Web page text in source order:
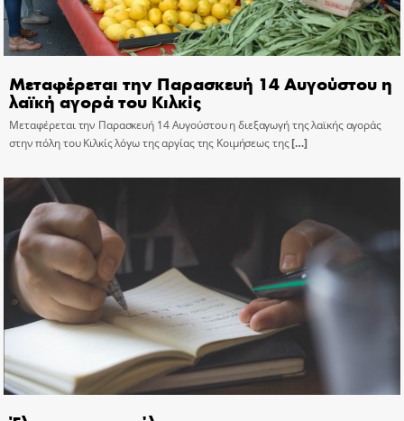
Μεταφέρεται την Παρασκευή 14 Αυγούστου η
λαϊκή αγορά του Κιλκίς
Μεταφέρεται την Παρασκευή 14 Αυγούστου η διεξαγωγή της λαϊκής αγοράς
στην πόλη του Κιλκίς λόγω της αργίας της Κοιμήσεως της[…]